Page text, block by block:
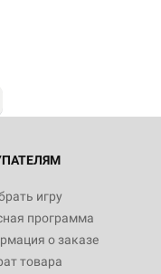
игру
программа
о заказе
товара